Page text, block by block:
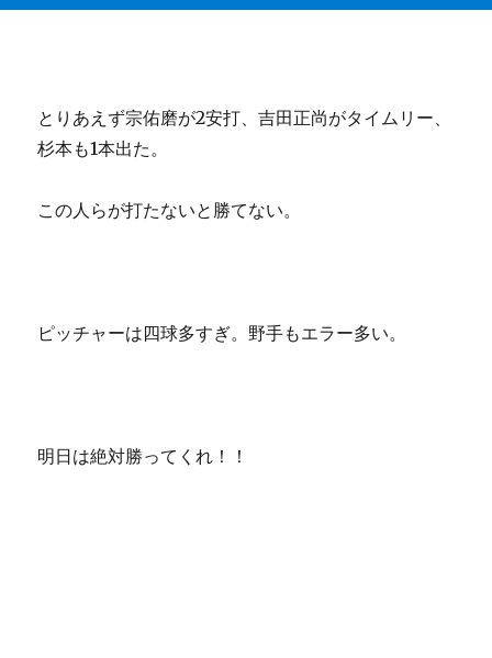
とりあえず宗佑磨が2安打、吉田正尚がタイムリー、
杉本も1本出た。
この人らが打たないと勝てない。
ピッチャーは四球多すぎ。野手もエラー多い。
明日は絶対勝ってくれ！！